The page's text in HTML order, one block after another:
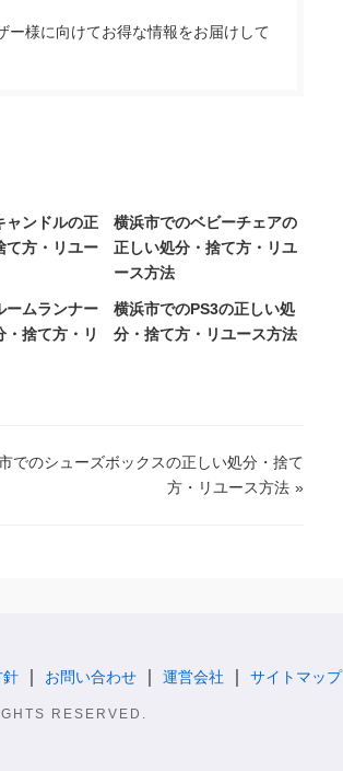
ー様に向けてお得な情報をお届けして
ャンドルの正
て方・リユー
横浜市でのベビーチェアの
正しい処分・捨て方・リユ
ース方法
ームランナー
・捨て方・リ
横浜市でのPS3の正しい処
分・捨て方・リユース方法
でのシューズボックスの正しい処分・捨て
方・リユース方法 »
針 お問い合わせ 運営会社 サイトマップ
RESERVED.